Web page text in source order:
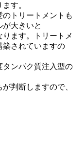
す。
トリートメントも
大きいと
ます。トリートメ
築されていますの
ンパク質注入型の
判断しますので、